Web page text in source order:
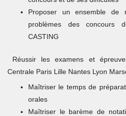
Proposer un ensemble de
problèmes des concours
CASTING
Réussir les examens et
Centrale Paris Lille Nantes Lyon
Maîtriser le temps de
orales
Maîtriser le barème de